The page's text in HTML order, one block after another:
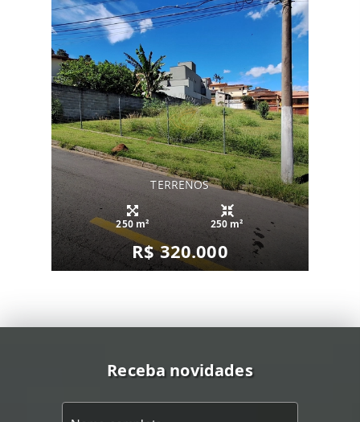
TERRENOS
250 m² 250 m²
R$ 320.000
Receba novidades